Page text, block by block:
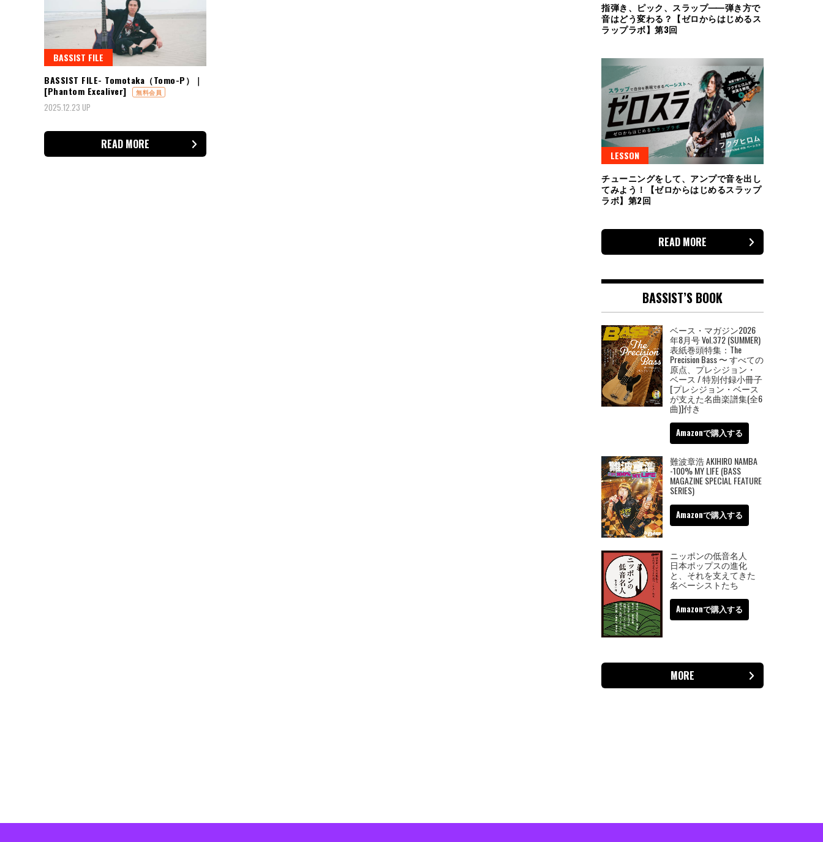
BASSIST FILE
BASSIST FILE- Tomotaka（Tomo-P）｜
[Phantom Excaliver]
無料会員
2025.12.23 UP
READ MORE
指弾き、ピック、スラップ⸺弾き方で
音はどう変わる？【ゼロからはじめるス
ラップラボ】第3回
LESSON
チューニングをして、アンプで音を出し
てみよう！【ゼロからはじめるスラップ
ラボ】第2回
READ MORE
BASSIST’S BOOK
ベース・マガジン2026
年8月号 Vol.372 (SUMMER)
表紙巻頭特集：The
Precision Bass 〜 すべての
原点、プレシジョン・
ベース / 特別付録小冊子
[プレシジョン・ベース
が支えた名曲楽譜集(全6
曲)]付き
Amazonで購入する
難波章浩 AKIHIRO NAMBA
-100% MY LIFE (BASS
MAGAZINE SPECIAL FEATURE
SERIES)
Amazonで購入する
ニッポンの低音名人
日本ポップスの進化
と、それを支えてきた
名ベーシストたち
Amazonで購入する
MORE